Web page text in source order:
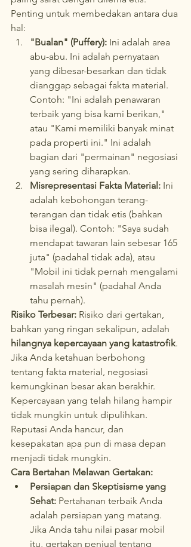
Penting untuk membedakan antara dua
hal:
"Bualan" (Puffery): Ini adalah area
abu-abu. Ini adalah pernyataan
yang dibesar-besarkan dan tidak
dianggap sebagai fakta material.
Contoh: "Ini adalah penawaran
terbaik yang bisa kami berikan,"
atau "Kami memiliki banyak minat
pada properti ini." Ini adalah
bagian dari "permainan" negosiasi
yang sering diharapkan.
Misrepresentasi Fakta Material: Ini
adalah kebohongan terang-
terangan dan tidak etis (bahkan
bisa ilegal). Contoh: "Saya sudah
mendapat tawaran lain sebesar 165
juta" (padahal tidak ada), atau
"Mobil ini tidak pernah mengalami
masalah mesin" (padahal Anda
tahu pernah).
Risiko Terbesar: Risiko dari gertakan,
bahkan yang ringan sekalipun, adalah
hilangnya kepercayaan yang katastrofik.
Jika Anda ketahuan berbohong
tentang fakta material, negosiasi
kemungkinan besar akan berakhir.
Kepercayaan yang telah hilang hampir
tidak mungkin untuk dipulihkan.
Reputasi Anda hancur, dan
kesepakatan apa pun di masa depan
menjadi tidak mungkin.
Cara Bertahan Melawan Gertakan:
Persiapan dan Skeptisisme yang
Sehat: Pertahanan terbaik Anda
adalah persiapan yang matang.
Jika Anda tahu nilai pasar mobil
itu, gertakan penjual tentang